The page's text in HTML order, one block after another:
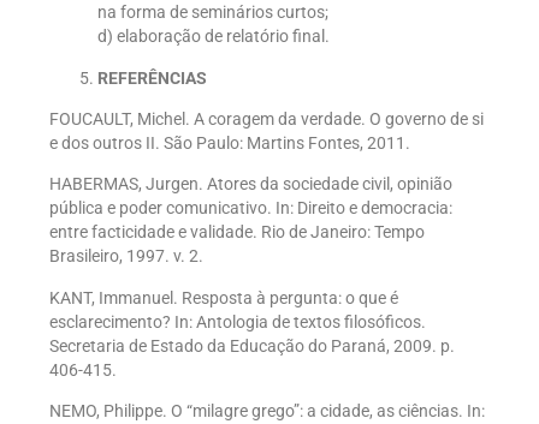
na forma de seminários curtos;
d) elaboração de relatório final.
REFERÊNCIAS
FOUCAULT, Michel. A coragem da verdade. O governo de si
e dos outros II. São Paulo: Martins Fontes, 2011.
HABERMAS, Jurgen. Atores da sociedade civil, opinião
pública e poder comunicativo. In: Direito e democracia:
entre facticidade e validade. Rio de Janeiro: Tempo
Brasileiro, 1997. v. 2.
KANT, Immanuel. Resposta à pergunta: o que é
esclarecimento? In: Antologia de textos filosóficos.
Secretaria de Estado da Educação do Paraná, 2009. p.
406-415.
NEMO, Philippe. O “milagre grego”: a cidade, as ciências. In: